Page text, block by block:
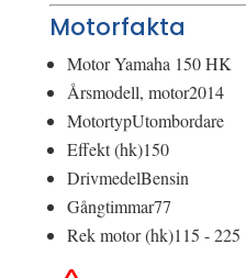
Motorfakta
MotorYamaha 150 HK
Årsmodell, motor2014
MotortypUtombordare
Effekt (hk)150
DrivmedelBensin
Gångtimmar77
Rek motor (hk)115 - 225